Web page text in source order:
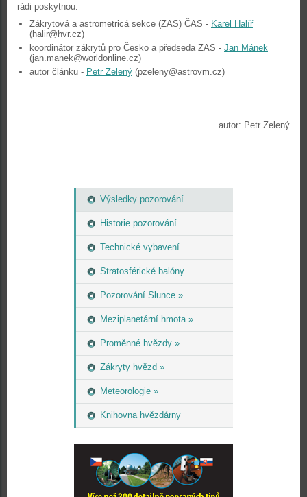
Výsledky pozorování
Historie pozorování
Technické vybavení
Stratosférické balóny
Pozorování Slunce »
Meziplanetární hmota »
Proměnné hvězdy »
Zákryty hvězd »
Meteorologie »
Knihovna hvězdárny
rádi poskytnou:
Zákrytová a astrometricá sekce (ZAS) ČAS - Karel Halíř
(halir@hvr.cz)
koordinátor zákrytů pro Česko a předseda ZAS - Jan Mánek
(jan.manek@worldonline.cz)
autor článku - Petr Zelený (pzeleny@astrovm.cz)
autor: Petr Zelený